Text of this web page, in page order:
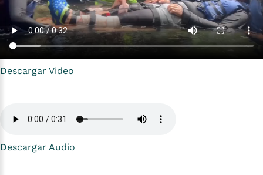
Descargar Video
Descargar Audio